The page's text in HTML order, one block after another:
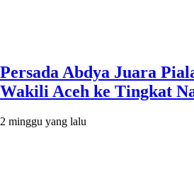
Persada Abdya Juara
Wakili Aceh ke Tingkat
2 minggu yang lalu